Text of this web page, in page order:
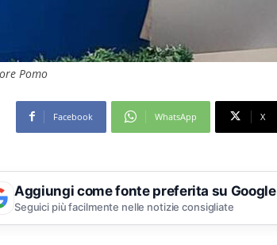
Pomo
Facebook WhatsApp X
Aggiungi come fonte preferita su Google
Seguici più facilmente nelle notizie consigliate